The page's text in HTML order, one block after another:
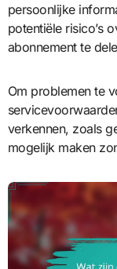
persoonlijke
potentiële risico’s
abonnement te
Om problemen te
verkennen, zoals
mogelijk maken